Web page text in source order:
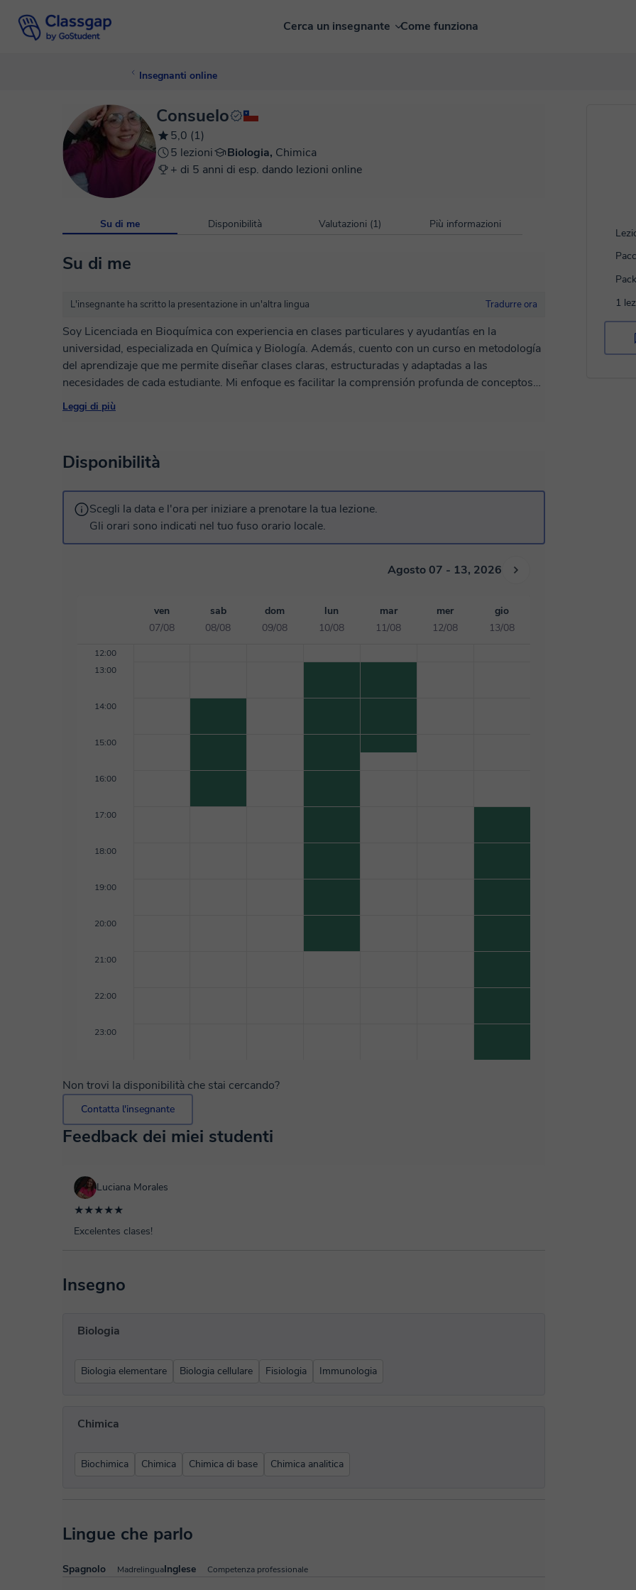
Cerca un insegnante Come funziona
Insegnanti online
1
Consuelo
5,0 (1)
5 lezioni
Biologia, Chimica
+ di 5 anni di esp. dando lezioni online
Su di me Disponibilità Valutazioni (1) Più informazioni
Su di me
L'insegnante ha scritto la presentazione in un'altra lingua Tradurre ora
Soy Licenciada en Bioquímica con experiencia en clases particulares y ayudantías en la
universidad, especializada en Química y Biología. Además, cuento con un curso en metodología
del aprendizaje que me permite diseñar clases claras, estructuradas y adaptadas a las
necesidades de cada estudiante. Mi enfoque es facilitar la comprensión profunda de conceptos
científicos, promoviendo un aprendizaje efectivo y duradero. Ofrezco acompañamiento
profesional y cercano para ayudarte a alcanzar tus metas académicas en estas áreas, ya sea
Leggi di più
Disponibilità
Scegli la data e l'ora per iniziare a prenotare la tua lezione.
Gli orari sono indicati nel tuo fuso orario locale.
Agosto 07 - 13, 2026
ven
07/08
sab
08/08
dom
09/08
lun
10/08
mar
11/08
mer
12/08
gio
13/08
12:00
13:00
14:00
15:00
16:00
17:00
18:00
19:00
20:00
21:00
22:00
23:00
Non trovi la disponibilità che stai cercando?
Contatta l'insegnante
Feedback dei miei studenti
Luciana Morales
★★★★★
Excelentes clases!
Insegno
Biologia
Biologia elementare Biologia cellulare Fisiologia Immunologia
Chimica
Biochimica Chimica Chimica di base Chimica analitica
Lingue che parlo
Spagnolo MadrelinguaInglese Competenza professionale